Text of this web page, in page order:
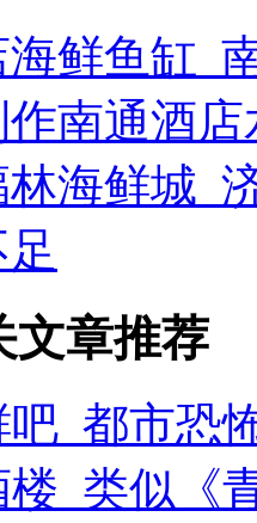
鲜鱼缸_
南通酒店
林海鲜城_
文章推荐
_都市恐
_类似《